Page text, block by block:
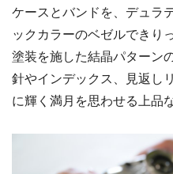
ケースとバンドを、デュラ
ックカラーのベゼルできり
塗装を施した結晶パターン
針やインデックス、見返し
に輝く満月を思わせる上品